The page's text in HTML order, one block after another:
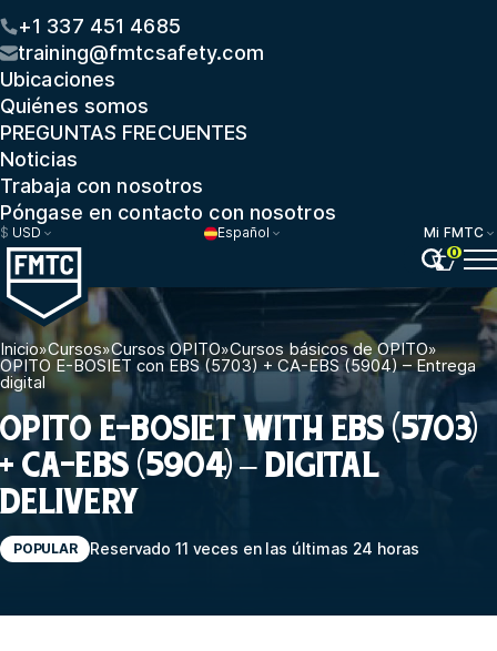
+1 337 451 4685
training@fmtcsafety.com
Ubicaciones
Quiénes somos
PREGUNTAS FRECUENTES
Noticias
Trabaja con nosotros
Póngase en contacto con nosotros
$ USD Español
Mi FMTC
0
Inicio»Cursos»Cursos OPITO»Cursos básicos de OPITO»
OPITO E-BOSIET con EBS (5703) + CA-EBS (5904) – Entrega
digital
OPITO E-BOSIET WITH EBS (5703)
+ CA-EBS (5904) – DIGITAL
DELIVERY
POPULAR Reservado 11 veces en las últimas 24 horas